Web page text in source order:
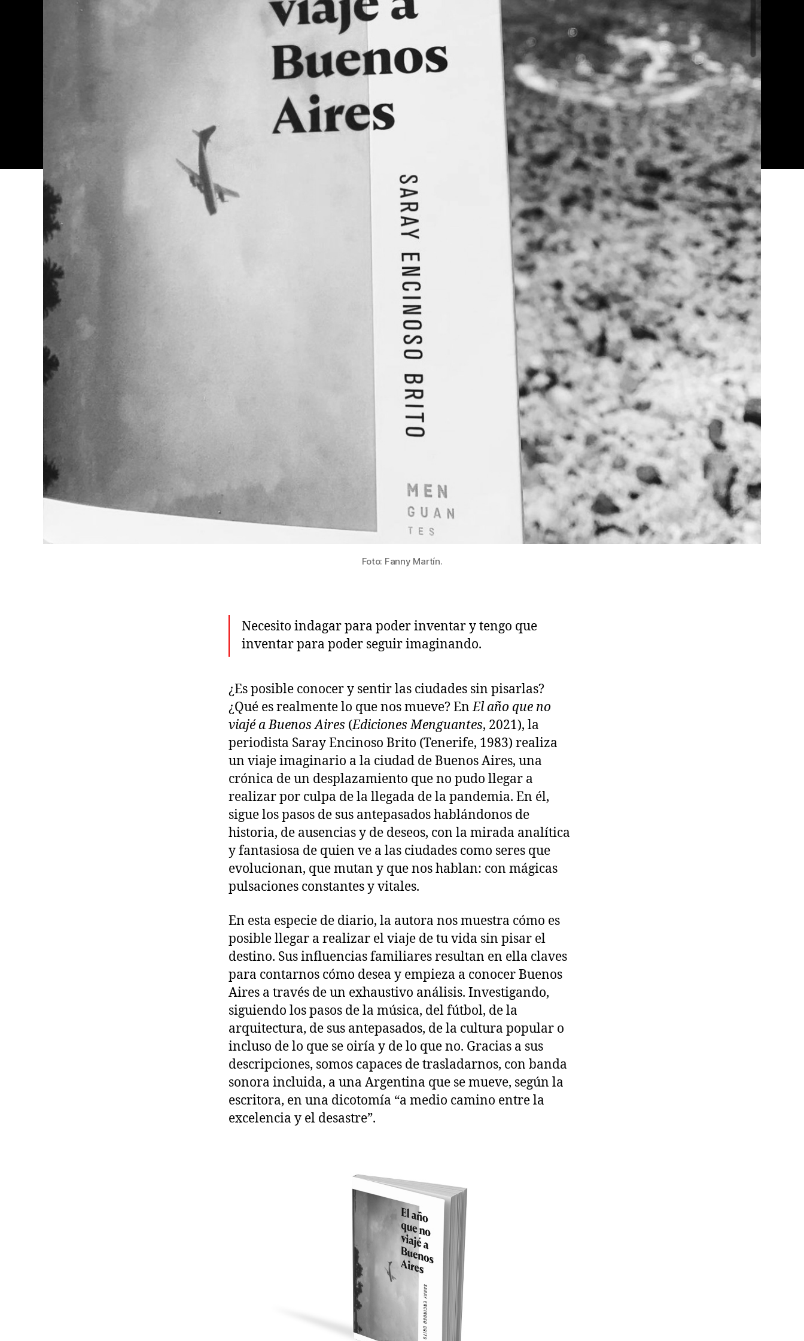
Foto: Fanny Martín.
Necesito indagar para poder inventar y tengo que
inventar para poder seguir imaginando.
¿Es posible conocer y sentir las ciudades sin pisarlas?
¿Qué es realmente lo que nos mueve? EnEl año que no
viajé a Buenos Aires (Ediciones Menguantes, 2021), la
periodista Saray Encinoso Brito (Tenerife, 1983) realiza
un viaje imaginario a la ciudad de Buenos Aires, una
crónica de un desplazamiento que no pudo llegar a
realizar por culpa de la llegada de la pandemia. En él,
sigue los pasos de sus antepasados hablándonos de
historia, de ausencias y de deseos, con la mirada analítica
y fantasiosa de quien ve a las ciudades como seres que
evolucionan, que mutan y que nos hablan: con mágicas
pulsaciones constantes y vitales.
En esta especie de diario, la autora nos muestra cómo es
posible llegar a realizar el viaje de tu vida sin pisar el
destino. Sus influencias familiares resultan en ella claves
para contarnos cómo desea y empieza a conocer Buenos
Aires a través de un exhaustivo análisis. Investigando,
siguiendo los pasos de la música, del fútbol, de la
arquitectura, de sus antepasados, de la cultura popular o
incluso de lo que se oiría y de lo que no. Gracias a sus
descripciones, somos capaces de trasladarnos, con banda
sonora incluida, a una Argentina que se mueve, según la
escritora, en una dicotomía “a medio camino entre la
excelencia y el desastre”.